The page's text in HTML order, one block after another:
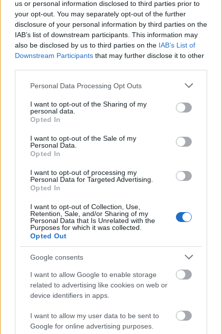
us or personal information disclosed to third parties prior to
your opt-out. You may separately opt-out of the further
disclosure of your personal information by third parties on the
IAB’s list of downstream participants. This information may
also be disclosed by us to third parties on the IAB’s List of
Downstream Participants that may further disclose it to other
Please note that this website/app uses one or more Google
not limited to your visit or usage behaviour. You may click to
grant or deny consent to Google and its third-party tags to
use your data for below specified purposes in below Google
consent section.
Personal Data Processing Opt Outs
I want to opt-out of the Sharing of my
personal data.
Opted In
I want to opt-out of the Sale of my
Personal Data.
Opted In
I want to opt-out of processing my
Personal Data for Targeted Advertising.
Opted In
I want to opt-out of Collection, Use,
Retention, Sale, and/or Sharing of my
Personal Data that Is Unrelated with the
Purposes for which it was collected.
Opted Out
Google consents
I want to allow Google to enable storage
related to advertising like cookies on web or
device identifiers in apps.
I want to allow my user data to be sent to
Google for online advertising purposes.
Δείτε αυτή τη δημοσίευση στο Instagram.
Δείτε αυτή τη δημοσίευση στο Instagram.